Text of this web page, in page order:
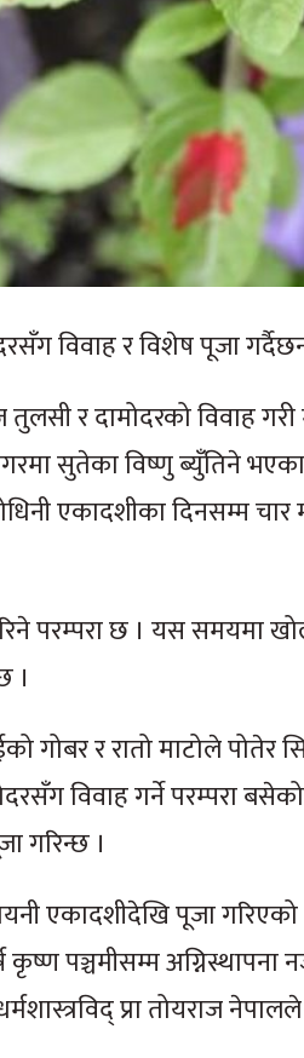
विवाह र विशेष पूजा
र दामोदरको विवाह
सुतेका विष्णु ब्युँतिने
एकादशीका दिनसम्म चार
परम्परा छ । यस समयमा
।
गोबर र रातो माटोले पोतेर
विवाह गर्ने परम्परा
गरिन्छ ।
एकादशीदेखि पूजा
पञ्चमीसम्म अग्निस्थापना
प्रा तोयराज